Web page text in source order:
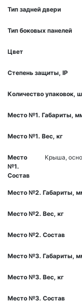
Тип задней двери
Тип боковых панелей
Цвет
Степень защиты, IP
Количество упаковок,
Место №1. Габариты,
Место №1. Вес, кг
Место
№1.
Состав
Крыша,
Место №2. Габариты,
Место №2. Вес, кг
Место №2. Состав
Место №3. Габариты,
Место №3. Вес, кг
Место №3. Состав